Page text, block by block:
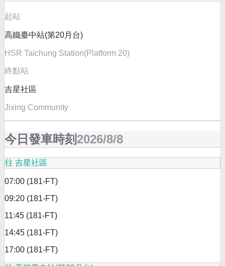
起站
高鐵臺中站(第20月台)
HSR Taichung Station(Platform 20)
終點站
吉星社區
Jixing Community
今日發車時刻 2026/8/8
往 吉星社區
07:00 (181-FT)
09:20 (181-FT)
11:45 (181-FT)
14:45 (181-FT)
17:00 (181-FT)